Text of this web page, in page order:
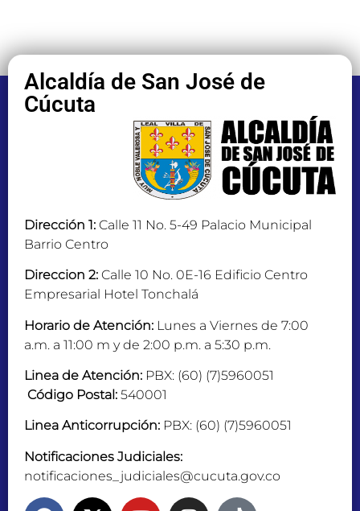
Alcaldía de San José de
Cúcuta
Dirección 1: Calle 11 No. 5-49 Palacio Municipal
Barrio Centro
Direccion 2: Calle 10 No. 0E-16 Edificio Centro
Empresarial Hotel Tonchalá
Horario de Atención: Lunes a Viernes de 7:00
a.m. a 11:00 m y de 2:00 p.m. a 5:30 p.m.
Linea de Atención: PBX: (60) (7)5960051
Código Postal: 540001
Linea Anticorrupción: PBX: (60) (7)5960051
Notificaciones Judiciales:
notificaciones_judiciales@cucuta.gov.co